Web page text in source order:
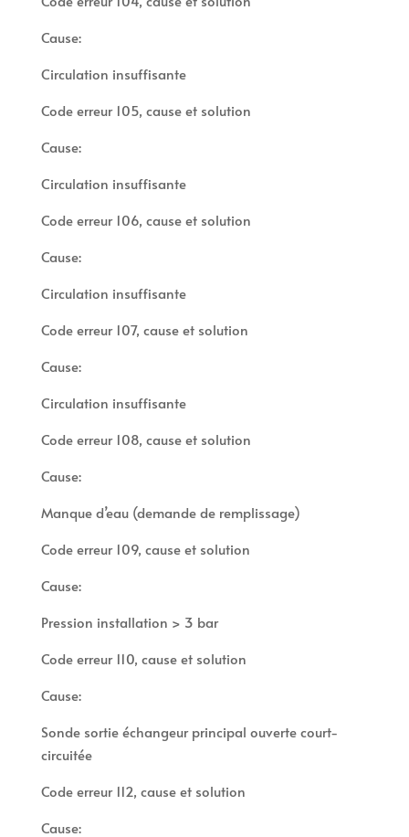
Cause:
Circulation insuffisante
Code erreur 105, cause et solution
Cause:
Circulation insuffisante
Code erreur 106, cause et solution
Cause:
Circulation insuffisante
Code erreur 107, cause et solution
Cause:
Circulation insuffisante
Code erreur 108, cause et solution
Cause:
Manque d’eau (demande de remplissage)
Code erreur 109, cause et solution
Cause:
Pression installation > 3 bar
Code erreur 110, cause et solution
Cause:
Sonde sortie échangeur principal ouverte court-
circuitée
Code erreur 112, cause et solution
Cause: